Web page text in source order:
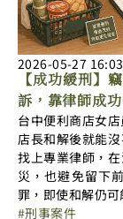
2026-05-27 16:03
【成功緩刑】
訴，靠律師成
台中便利商店女
店長和解後就能
找上專業律師，
災，也避免留下
罪，即使和解仍
刑事案件